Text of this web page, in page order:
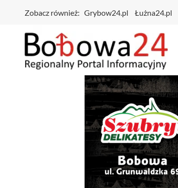
Zobacz również: Grybow24.pl Łużna24.pl